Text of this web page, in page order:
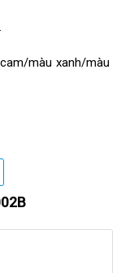
màu xanh/màu
40oC đến 90oC
có ý định đầu tư